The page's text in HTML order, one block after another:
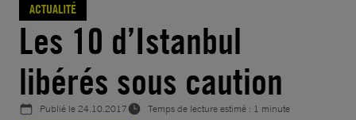
ACTUALITÉ
Les 10 d’Istanbul
libérés sous caution
Publié le24.10.2017
Temps de lecture estimé : 1 minute